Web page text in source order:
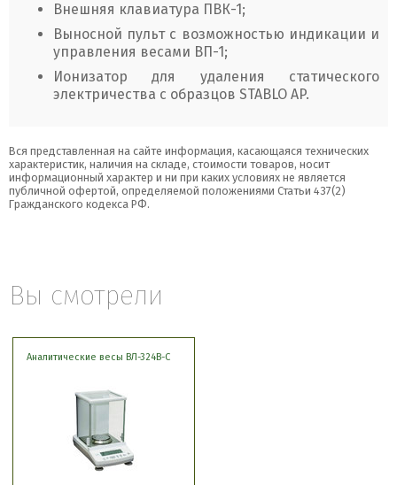
Внешняя клавиатура ПВК-1;
Выносной пульт с возможностью индикации и
управления весами ВП-1;
Ионизатор для удаления статического
электричества с образцов STABLO AP.
Вся представленная на сайте информация, касающаяся технических
характеристик, наличия на складе, стоимости товаров, носит
информационный характер и ни при каких условиях не является
публичной офертой, определяемой положениями Статьи 437(2)
Гражданского кодекса РФ.
Вы смотрели
Аналитические весы ВЛ-324В-С